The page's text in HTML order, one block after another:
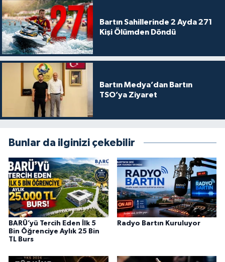
Bartın Sahillerinde 2 Ayda 271
Kişi Ölümden Döndü
Bartın Medya’dan Bartın
TSO’ya Ziyaret
Bunlar da ilginizi çekebilir
BARÜ’yü Tercih Eden İlk 5
Bin Öğrenciye Aylık 25 Bin
TL Burs
Radyo Bartın Kuruluyor